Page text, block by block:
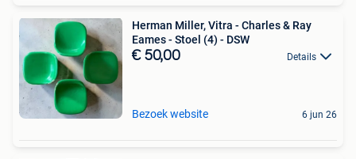
Herman Miller, Vitra - Charles & Ray
Eames - Stoel (4) - DSW
€ 50,00 Details
Bezoek website 6 jun 26